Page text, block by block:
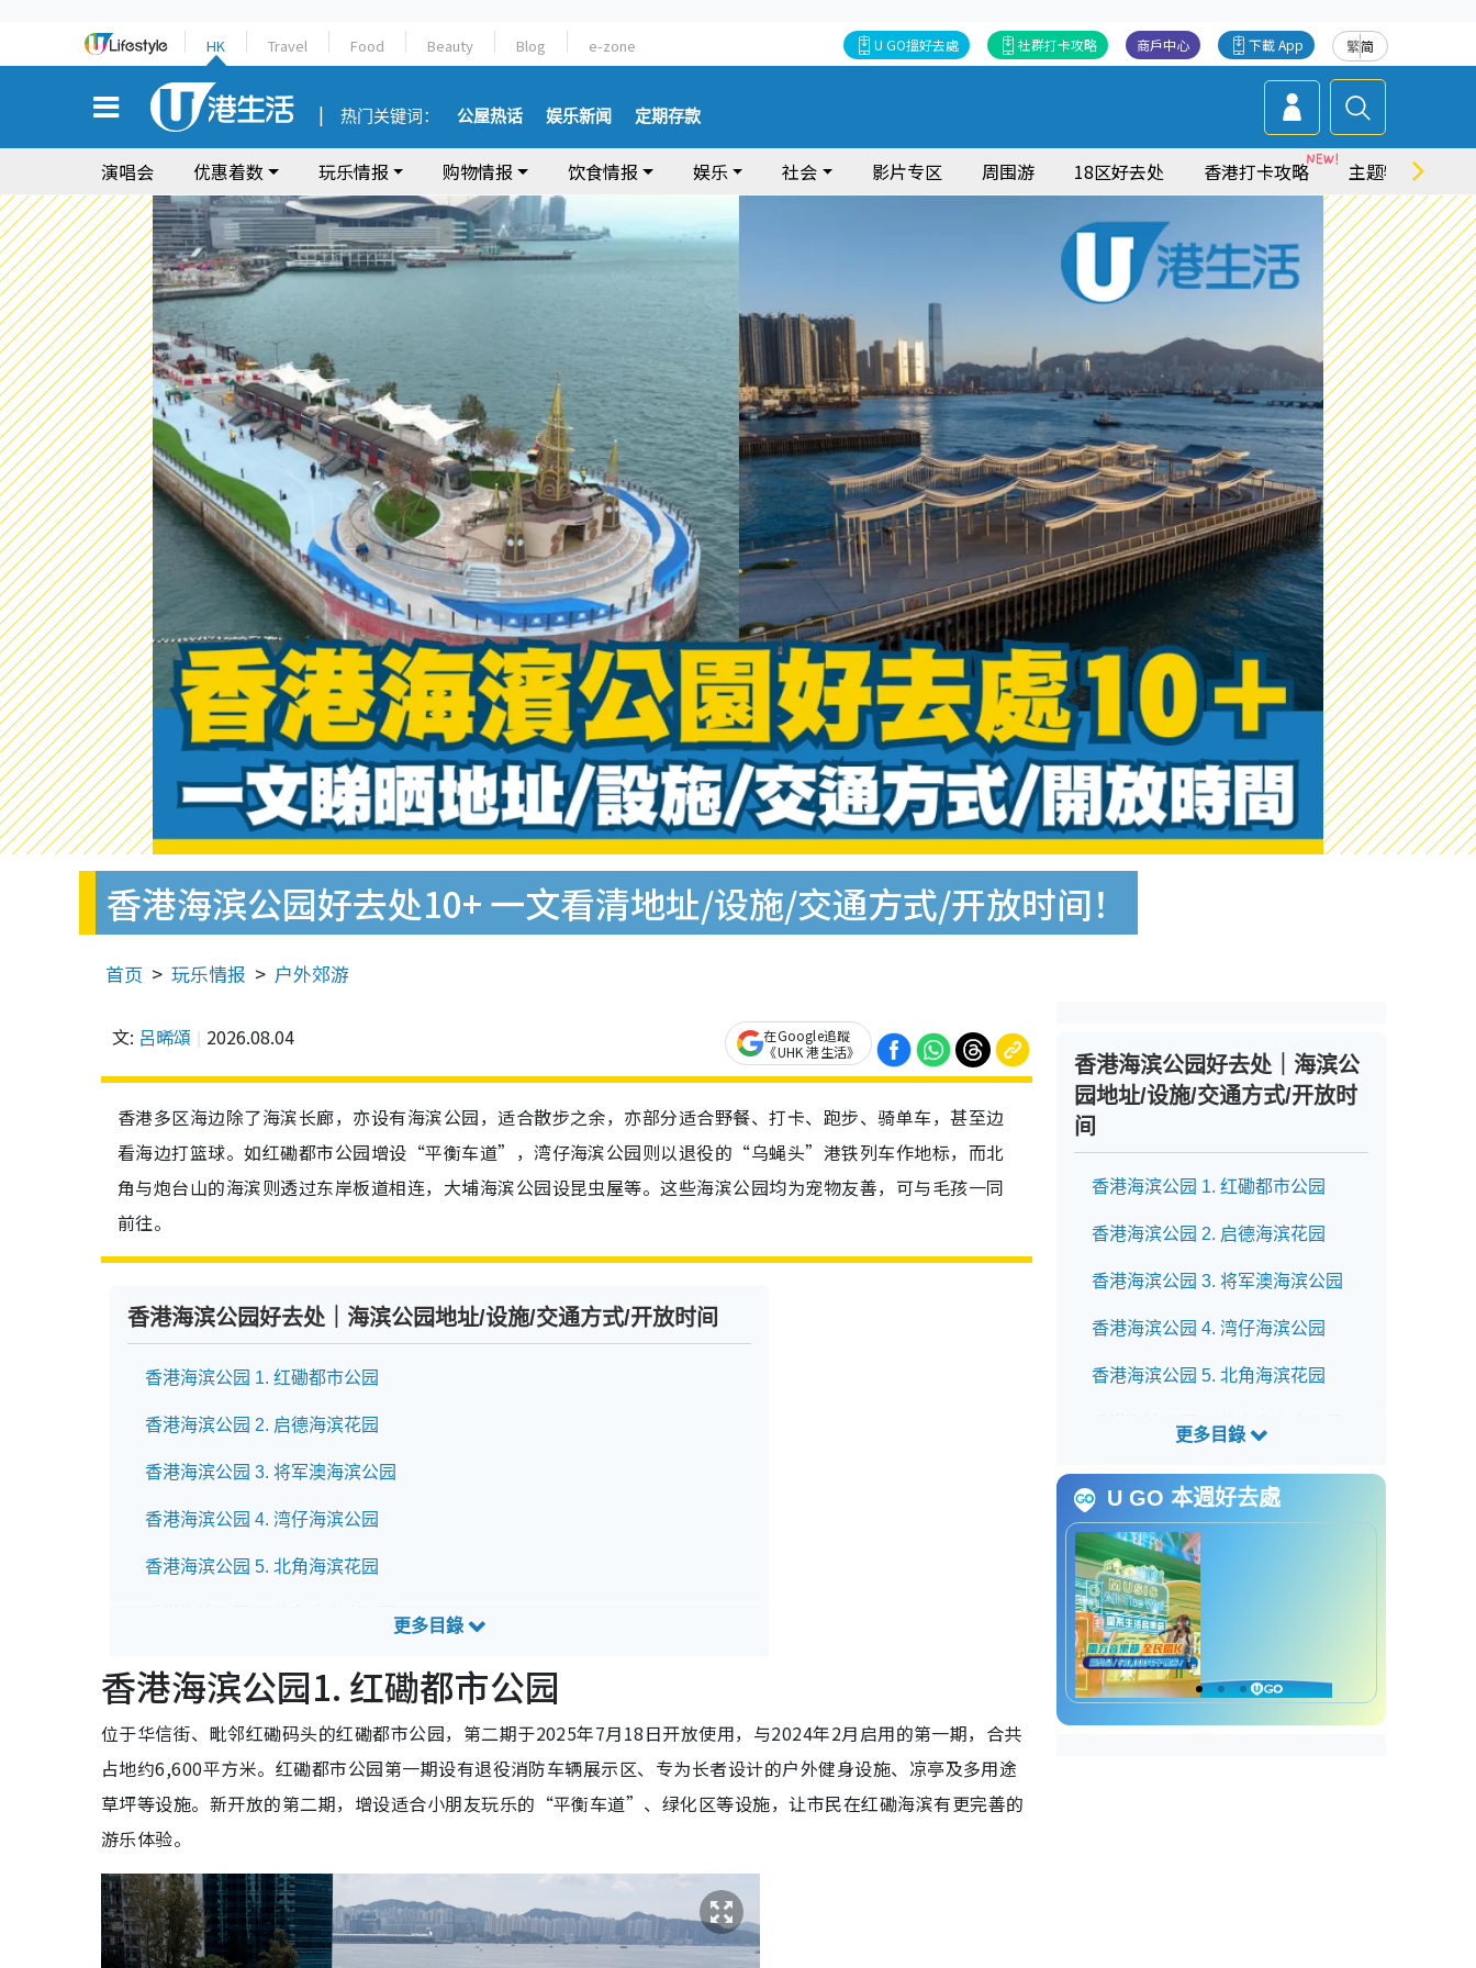
HK Travel Food Beauty Blog e-zone 繁简
下載 App
商戶中心
社群打卡攻略
U GO搵好去處
热门关键词： 公屋热话 娱乐新闻 定期存款
演唱会 优惠着数 玩乐情报 购物情报 饮食情报 娱乐 社会 影片专区 周围游 18区好去处 香港打卡攻略 主题特集
香港海滨公园好去处10+ 一文看清地址/设施/交通方式/开放时间！
首页 玩乐情报 户外郊游
文: 呂晞頌 2026.08.04
在Google追蹤
《UHK 港生活》
香港多区海边除了海滨长廊，亦设有海滨公园，适合散步之余，亦部分适合野餐、打卡、跑步、骑单车，甚至边
看海边打篮球。如红磡都市公园增设“平衡车道”，湾仔海滨公园则以退役的“乌蝇头”港铁列车作地标，而北
角与炮台山的海滨则透过东岸板道相连，大埔海滨公园设昆虫屋等。这些海滨公园均为宠物友善，可与毛孩一同
前往。
香港海滨公园好去处｜海滨公园地址/设施/交通方式/开放时间
香港海滨公园 1. 红磡都市公园
香港海滨公园 2. 启德海滨花园
香港海滨公园 3. 将军澳海滨公园
香港海滨公园 4. 湾仔海滨公园
香港海滨公园 5. 北角海滨花园
香港海滨公园 6. 炮台山东岸公园
香港海滨公园 8. 观塘海滨花园
香港海滨公园 10. 大埔海滨公园
香港海滨公园 11. 长沙湾海滨花园
香港海滨公园 12. 香港仔海滨公园
香港海滨公园 13. 荃湾海滨公园
香港海滨公园1. 红磡都市公园
位于华信街、毗邻红磡码头的红磡都市公园，第二期于2025年7月18日开放使用，与2024年2月启用的第一期，合共
占地约6,600平方米。红磡都市公园第一期设有退役消防车辆展示区、专为长者设计的户外健身设施、凉亭及多用途
草坪等设施。新开放的第二期，增设适合小朋友玩乐的“平衡车道”、绿化区等设施，让市民在红磡海滨有更完善的
游乐体验。
香港海滨公园好去处｜海滨公
园地址/设施/交通方式/开放时
间
香港海滨公园 1. 红磡都市公园
香港海滨公园 2. 启德海滨花园
香港海滨公园 3. 将军澳海滨公园
香港海滨公园 4. 湾仔海滨公园
香港海滨公园 5. 北角海滨花园
香港海滨公园 6. 炮台山东岸公园
香港海滨公园 7. 茶果岭海滨公园
香港海滨公园 9. 西九龙海滨长廊
香港海滨公园 10. 大埔海滨公园
香港海滨公园 11. 长沙湾海滨花
园
U GO 本週好去處